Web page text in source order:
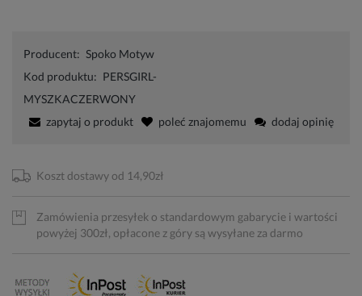
Producent: Spoko Motyw
Kod produktu: PERSGIRL-
MYSZKACZERWONY
zapytaj o produkt
poleć znajomemu dodaj opinię
Koszt dostawy od 14,90zł
Zamówienia przesyłek o standardowym gabarycie i wartości
powyżej 300zł, opłacone z góry są wysyłane za darmo